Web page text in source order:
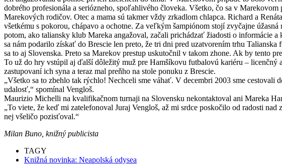
dobrého profesionála a seriózneho, spoľahlivého človeka. Všetko, čo sa v
Marekových rodičov. Otec a mama sú takmer vždy zrkadlom chlapca. Richard a
všetkému s pokorou, chápavo a ochotne. Za veľkým šampiónom stojí zvyčajne
potom, ako taliansky klub Mareka angažoval, začali prichádzať žiadosti o informácie
sa nám podarilo získať do Brescie len preto, že tri dni pred uzatvorením trhu
sa to aj Slovenska. Preto sa Marekov prestup uskutočnil v takom zhone. Ak by tento
To už do hry vstúpil aj ďalší dôležitý muž pre Hamšíkovu futbalovú kariéru –
zastupovaní ich syna a teraz mal preňho na stole ponuku z Brescie.
„Všetko sa to zbehlo tak rýchlo! Nechceli sme váhať. V decembri 2003 sme
udalosť,“ spomínal Vengloš.
Maurizio Michelli na kvalifikačnom turnaji na Slovensku nekontaktoval ani Mareka
„To viete, že keď mi zatelefonoval Juraj Vengloš, až mi srdce poskočilo od radosti
nej všeličo pozisťoval.“
Milan Buno, knižný publicista
TAGY
Knižná novinka: Neapolská odysea